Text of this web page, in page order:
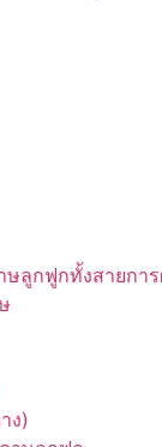
ษลูกฟูกทั้งสายกา
ง)